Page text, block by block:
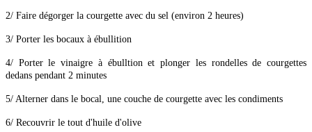
2/ Faire dégorger la courgette avec du sel (environ 2 heures)
3/ Porter les bocaux à ébullition
4/ Porter le vinaigre à ébulltion et plonger les rondelles de courgettes
dedans pendant 2 minutes
5/ Alterner dans le bocal, une couche de courgette avec les condiments
6/ Recouvrir le tout d'huile d'olive